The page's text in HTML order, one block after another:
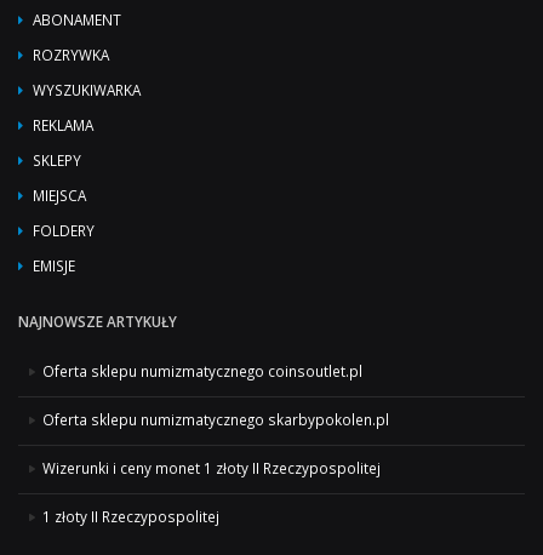
ABONAMENT
ROZRYWKA
WYSZUKIWARKA
REKLAMA
SKLEPY
MIEJSCA
FOLDERY
EMISJE
NAJNOWSZE ARTYKUŁY
Oferta sklepu numizmatycznego coinsoutlet.pl
Oferta sklepu numizmatycznego skarbypokolen.pl
Wizerunki i ceny monet 1 złoty II Rzeczypospolitej
1 złoty II Rzeczypospolitej